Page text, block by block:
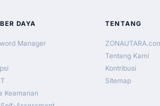
DAYA
Manager
Keamanan
TENTANG
Tentang Kami
Kontribusi
Sitemap